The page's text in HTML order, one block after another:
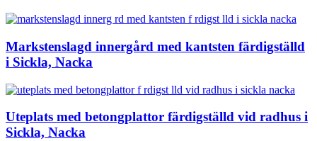
Markstenslagd innergård med kantsten färdigställd
i Sickla, Nacka
Uteplats med betongplattor färdigställd vid radhus i
Sickla, Nacka